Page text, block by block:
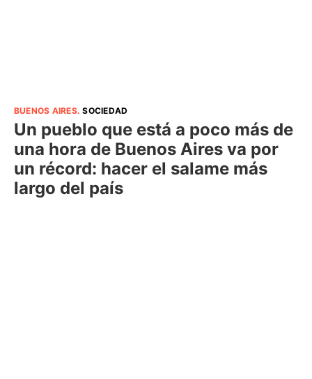
BUENOS AIRES.SOCIEDAD
Un pueblo que está a poco más de
una hora de Buenos Aires va por
un récord: hacer el salame más
largo del país